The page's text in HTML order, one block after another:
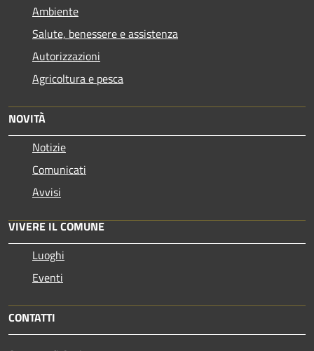
Ambiente
Salute, benessere e assistenza
Autorizzazioni
Agricoltura e pesca
NOVITÀ
Notizie
Comunicati
Avvisi
VIVERE IL COMUNE
Luoghi
Eventi
CONTATTI